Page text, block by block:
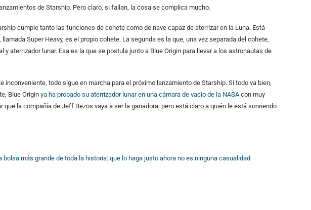
de Starship. Pero claro, si fallan, la cosa se complica mucho.
cumple tanto las funciones de cohete como de nave capaz de aterrizar en la Luna. Está
Super Heavy, es el propio cohete. La segunda es la que, una vez separada del cohete,
aterrizador lunar. Esa es la que se postula junto a Blue Origin para llevar a los astronautas de
inconveniente, todo sigue en marcha para el próximo lanzamiento de Starship. Si todo va bien,
Blue Origin ya ha probado su aterrizador lunar en una cámara de vacío de la NASA con muy
que la compañía de Jeff Bezos vaya a ser la ganadora, pero está claro a quién le está sonriendo
bolsa más grande de toda la historia: que lo haga justo ahora no es ninguna casualidad